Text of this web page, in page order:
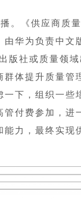
。《供应商质
由华为负责中文
版社或质量领
群体提升质量管
一下，组织一些
管付费参加，进
能力，最终实现